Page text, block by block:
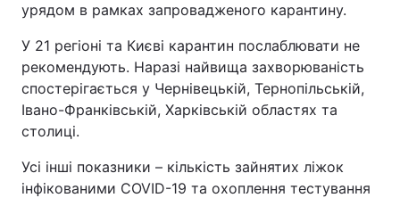
урядом в рамках запровадженого карантину.
У 21 регіоні та Києві карантин послаблювати не
рекомендують. Наразі найвища захворюваність
спостерігається у Чернівецькій, Тернопільській,
Івано-Франківській, Харківській областях та
столиці.
Усі інші показники – кількість зайнятих ліжок
інфікованими COVID-19 та охоплення тестування